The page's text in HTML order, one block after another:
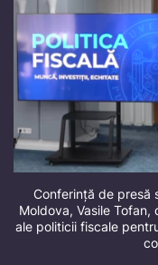
Conferință de presă
Moldova, Vasile
ale politicii fiscale